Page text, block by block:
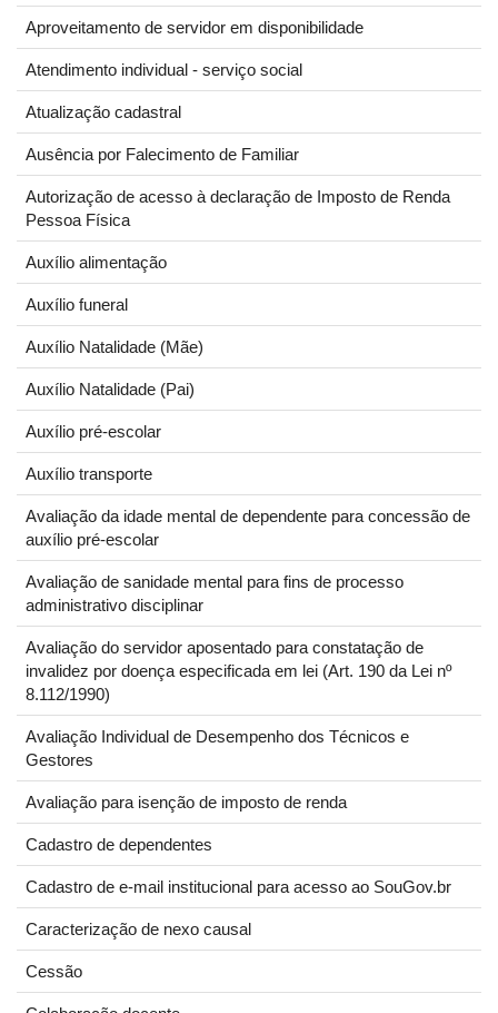
Aproveitamento de servidor em disponibilidade
Atendimento individual - serviço social
Atualização cadastral
Ausência por Falecimento de Familiar
Autorização de acesso à declaração de Imposto de Renda
Pessoa Física
Auxílio alimentação
Auxílio funeral
Auxílio Natalidade (Mãe)
Auxílio Natalidade (Pai)
Auxílio pré-escolar
Auxílio transporte
Avaliação da idade mental de dependente para concessão de
auxílio pré-escolar
Avaliação de sanidade mental para fins de processo
administrativo disciplinar
Avaliação do servidor aposentado para constatação de
invalidez por doença especificada em lei (Art. 190 da Lei nº
8.112/1990)
Avaliação Individual de Desempenho dos Técnicos e
Gestores
Avaliação para isenção de imposto de renda
Cadastro de dependentes
Cadastro de e-mail institucional para acesso ao SouGov.br
Caracterização de nexo causal
Cessão